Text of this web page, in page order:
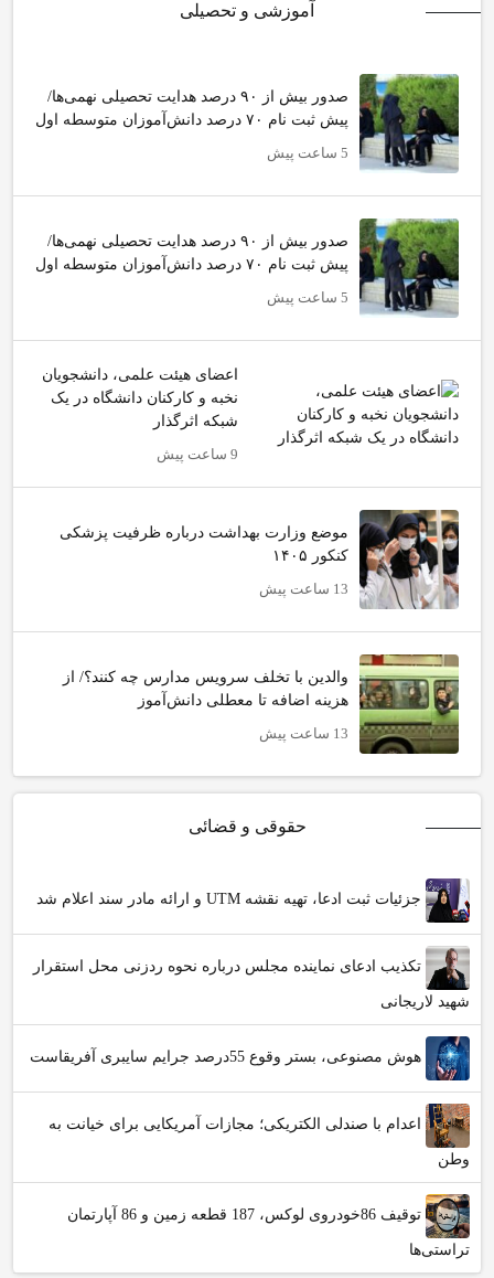
آموزشی و تحصیلی
صدور بیش از ۹۰ درصد هدایت تحصیلی نهمی‌ها/
پیش ثبت نام ۷۰ درصد دانش‌آموزان متوسطه اول
5 ساعت پیش
صدور بیش از ۹۰ درصد هدایت تحصیلی نهمی‌ها/
پیش ثبت نام ۷۰ درصد دانش‌آموزان متوسطه اول
5 ساعت پیش
اعضای هیئت علمی، دانشجویان
نخبه و کارکنان دانشگاه در یک
شبکه‌ اثرگذار
9 ساعت پیش
موضع وزارت بهداشت درباره ظرفیت پزشکی
کنکور ۱۴۰۵
13 ساعت پیش
والدین با تخلف سرویس مدارس چه کنند؟/ از
هزینه اضافه تا معطلی دانش‌آموز
13 ساعت پیش
حقوقی و قضائی
جزئیات ثبت ادعا، تهیه نقشه UTM و ارائه مادر سند اعلام شد
تکذیب ادعای نماینده مجلس درباره نحوه ردزنی محل استقرار
شهید لاریجانی
هوش مصنوعی، بستر وقوع 55درصد جرایم سایبری آفریقاست
اعدام با صندلی الکتریکی؛ مجازات آمریکایی برای خیانت به
وطن
توقیف 86خودروی لوکس، 187 قطعه زمین و 86 آپارتمان
تراستی‌ها